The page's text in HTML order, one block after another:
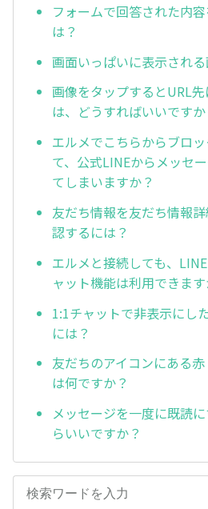
フォームで回答された内
は？
画面いっぱいに表示され
画像をタップするとURL
は、どうすればいいですか
エルメでこちらからブロ
て、公式LINEからメッセ
てしまいますか？
友だち情報を友だち情報
認するには？
エルメと接続しても、
ャット機能は利用できます
1:1チャットで非表示にし
には？
友だちのアイコンにある
は何ですか？
メッセージを一度に既読
らいいですか？